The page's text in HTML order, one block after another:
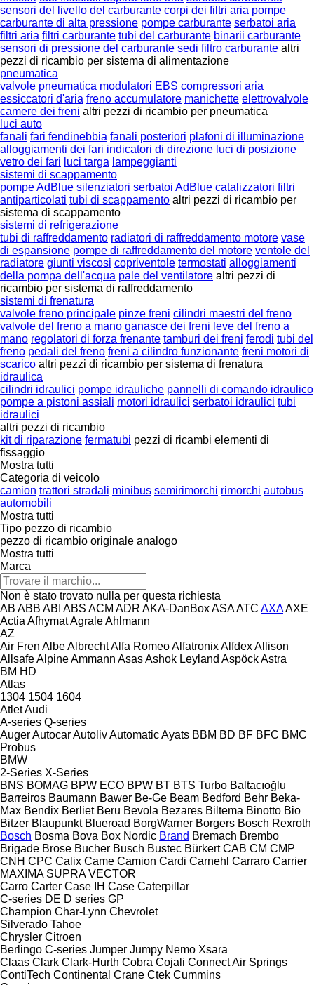
sensori del livello del carburante corpi dei filtri aria pompe
carburante di alta pressione pompe carburante serbatoi aria
filtri aria filtri carburante tubi del carburante binarii carburante
sensori di pressione del carburante sedi filtro carburante altri
pezzi di ricambio per sistema di alimentazione
pneumatica
valvole pneumatica modulatori EBS compressori aria
essiccatori d'aria freno accumulatore manichette elettrovalvole
camere dei freni altri pezzi di ricambio per pneumatica
luci auto
fanali fari fendinebbia fanali posteriori plafoni di illuminazione
alloggiamenti dei fari indicatori di direzione luci di posizione
vetro dei fari luci targa lampeggianti
sistemi di scappamento
pompe AdBlue silenziatori serbatoi AdBlue catalizzatori filtri
antiparticolati tubi di scappamento altri pezzi di ricambio per
sistema di scappamento
sistemi di refrigerazione
tubi di raffreddamento radiatori di raffreddamento motore vase
di espansione pompe di raffreddamento del motore ventole del
radiatore giunti viscosi copriventole termostati alloggiamenti
della pompa dell'acqua pale del ventilatore altri pezzi di
ricambio per sistema di raffreddamento
sistemi di frenatura
valvole freno principale pinze freni cilindri maestri del freno
valvole del freno a mano ganasce dei freni leve del freno a
mano regolatori di forza frenante tamburi dei freni ferodi tubi del
freno pedali del freno freni a cilindro funzionante freni motori di
scarico altri pezzi di ricambio per sistema di frenatura
idraulica
cilindri idraulici pompe idrauliche pannelli di comando idraulico
pompe a pistoni assiali motori idraulici serbatoi idraulici tubi
idraulici
altri pezzi di ricambio
kit di riparazione fermatubi pezzi di ricambi elementi di
fissaggio
Mostra tutti
Categoria di veicolo
camion trattori stradali minibus semirimorchi rimorchi autobus
automobili
Mostra tutti
Tipo pezzo di ricambio
pezzo di ricambio originale analogo
Mostra tutti
Marca
Non è stato trovato nulla per questa richiesta
AB ABB ABI ABS ACM ADR AKA-DanBoxASAATC AXAAXE
Actia AfhymatAgraleAhlmann
AZ
Air Fren AlbeAlbrechtAlfa RomeoAlfatronixAlfdexAllison
AllsafeAlpineAmmann AsasAshok Leyland AspöckAstra
BM HD
Atlas
1304 1504 1604
AtletAudi
A-series Q-series
AugerAutocarAutolivAutomaticAyats BBM BD BF BFC BMC
Probus
BMW
2-Series X-Series
BNS BOMAG BPW ECO BPW BT BTS Turbo Baltacıoğlu
Barreiros Baumann Bawer Be-Ge Beam Bedford Behr Beka-
Max Bendix Berliet Beru Bevola Bezares Biltema Binotto Bio
Bitzer Blaupunkt Blueroad BorgWarner Borgers Bosch Rexroth
Bosch Bosma Bova Box Nordic Brand Bremach Brembo
Brigade Brose Bucher Busch Bustec Bürkert CAB CM CMP
CNH CPC Calix Came Camion Cardi Carnehl Carraro Carrier
MAXIMA SUPRA VECTOR
Carro Carter Case IH Case Caterpillar
C-series DE D series GP
Champion Char-Lynn Chevrolet
Silverado Tahoe
Chrysler Citroen
Berlingo C-series Jumper Jumpy Nemo Xsara
Claas Clark Clark-Hurth Cobra Cojali Connect Air Springs
ContiTech Continental Crane Ctek Cummins